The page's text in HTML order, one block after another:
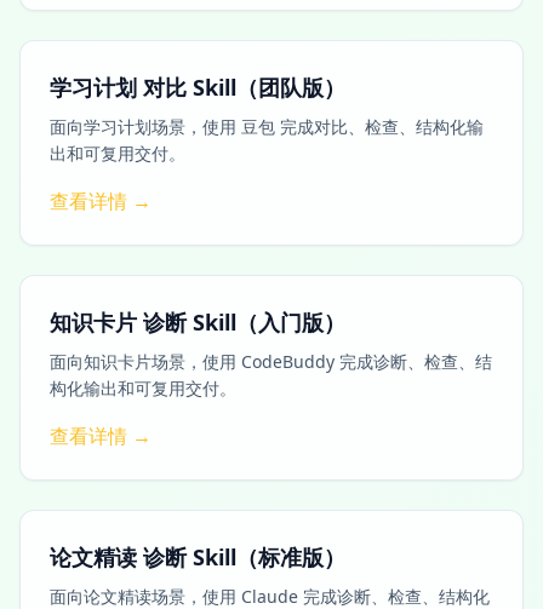
学习计划 对比 Skill（团队版）
面向学习计划场景，使用 豆包 完成对比、检查、结构化输
出和可复用交付。
查看详情 →
知识卡片 诊断 Skill（入门版）
面向知识卡片场景，使用 CodeBuddy 完成诊断、检查、结
构化输出和可复用交付。
查看详情 →
论文精读 诊断 Skill（标准版）
面向论文精读场景，使用 Claude 完成诊断、检查、结构化